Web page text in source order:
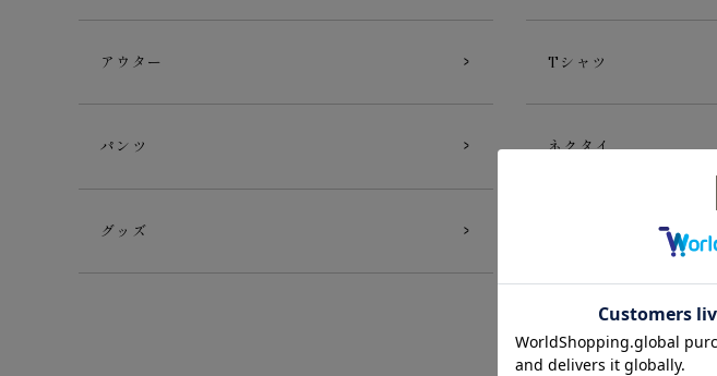
アウター Tシャツ
パンツ ネクタイ
グッズ